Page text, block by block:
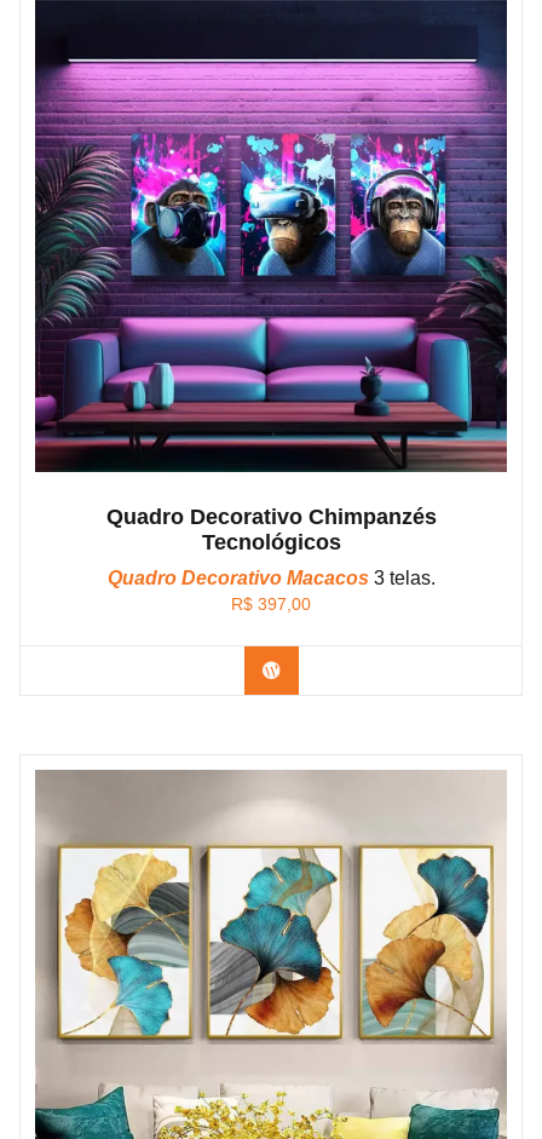
Quadro Decorativo Chimpanzés
Tecnológicos
Quadro Decorativo Macacos3 telas.
R$ 397,00
Confira os modelos